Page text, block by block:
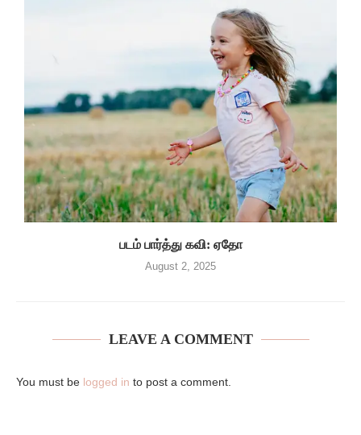
படம் பார்த்து கவி: ஏதோ
August 2, 2025
LEAVE A COMMENT
You must be logged in to post a comment.